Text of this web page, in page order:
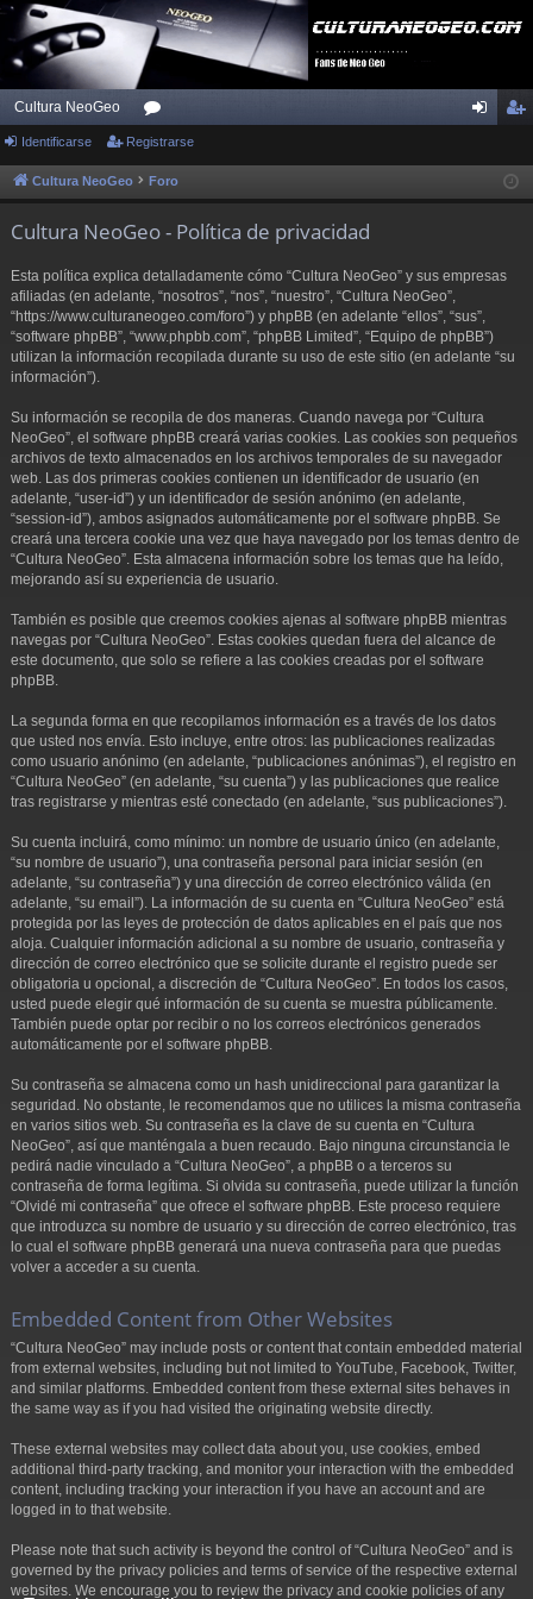
Cultura NeoGeo
or
os
se
ist
Identificarse Registrarse
Cultura NeoGeo Foro
Cultura NeoGeo - Política de privacidad
Esta política explica detalladamente cómo “Cultura NeoGeo” y sus empresas
afiliadas (en adelante, “nosotros”, “nos”, “nuestro”, “Cultura NeoGeo”,
“https://www.culturaneogeo.com/foro”) y phpBB (en adelante “ellos”, “sus”,
“software phpBB”, “www.phpbb.com”, “phpBB Limited”, “Equipo de phpBB”)
utilizan la información recopilada durante su uso de este sitio (en adelante “su
información”).
Su información se recopila de dos maneras. Cuando navega por “Cultura
NeoGeo”, el software phpBB creará varias cookies. Las cookies son pequeños
archivos de texto almacenados en los archivos temporales de su navegador
web. Las dos primeras cookies contienen un identificador de usuario (en
adelante, “user-id”) y un identificador de sesión anónimo (en adelante,
“session-id”), ambos asignados automáticamente por el software phpBB. Se
creará una tercera cookie una vez que haya navegado por los temas dentro de
“Cultura NeoGeo”. Esta almacena información sobre los temas que ha leído,
mejorando así su experiencia de usuario.
También es posible que creemos cookies ajenas al software phpBB mientras
navegas por “Cultura NeoGeo”. Estas cookies quedan fuera del alcance de
este documento, que solo se refiere a las cookies creadas por el software
phpBB.
La segunda forma en que recopilamos información es a través de los datos
que usted nos envía. Esto incluye, entre otros: las publicaciones realizadas
como usuario anónimo (en adelante, “publicaciones anónimas”), el registro en
“Cultura NeoGeo” (en adelante, “su cuenta”) y las publicaciones que realice
tras registrarse y mientras esté conectado (en adelante, “sus publicaciones”).
Su cuenta incluirá, como mínimo: un nombre de usuario único (en adelante,
“su nombre de usuario”), una contraseña personal para iniciar sesión (en
adelante, “su contraseña”) y una dirección de correo electrónico válida (en
adelante, “su email”). La información de su cuenta en “Cultura NeoGeo” está
protegida por las leyes de protección de datos aplicables en el país que nos
aloja. Cualquier información adicional a su nombre de usuario, contraseña y
dirección de correo electrónico que se solicite durante el registro puede ser
obligatoria u opcional, a discreción de “Cultura NeoGeo”. En todos los casos,
usted puede elegir qué información de su cuenta se muestra públicamente.
También puede optar por recibir o no los correos electrónicos generados
automáticamente por el software phpBB.
Su contraseña se almacena como un hash unidireccional para garantizar la
seguridad. No obstante, le recomendamos que no utilices la misma contraseña
en varios sitios web. Su contraseña es la clave de su cuenta en “Cultura
NeoGeo”, así que manténgala a buen recaudo. Bajo ninguna circunstancia le
pedirá nadie vinculado a “Cultura NeoGeo”, a phpBB o a terceros su
contraseña de forma legítima. Si olvida su contraseña, puede utilizar la función
“Olvidé mi contraseña” que ofrece el software phpBB. Este proceso requiere
que introduzca su nombre de usuario y su dirección de correo electrónico, tras
lo cual el software phpBB generará una nueva contraseña para que puedas
volver a acceder a su cuenta.
Embedded Content from Other Websites
“Cultura NeoGeo” may include posts or content that contain embedded material
from external websites, including but not limited to YouTube, Facebook, Twitter,
and similar platforms. Embedded content from these external sites behaves in
the same way as if you had visited the originating website directly.
These external websites may collect data about you, use cookies, embed
additional third-party tracking, and monitor your interaction with the embedded
content, including tracking your interaction if you have an account and are
logged in to that website.
Please note that such activity is beyond the control of “Cultura NeoGeo” and is
governed by the privacy policies and terms of service of the respective external
websites. We encourage you to review the privacy and cookie policies of any